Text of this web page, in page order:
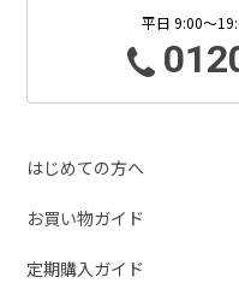
平日 9:00～
はじめての方へ
お買い物ガイド
定期購入ガイド